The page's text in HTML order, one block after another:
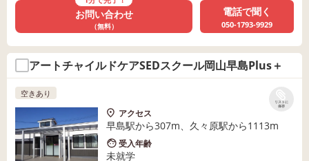
お問い合わせ
（無料）
電話で聞く
050-1793-9929
アートチャイルドケアSEDスクール岡山早島Plus＋
リストに
保存
空きあり
アクセス
早島駅から307m、久々原駅から1113m
受入年齢
未就学